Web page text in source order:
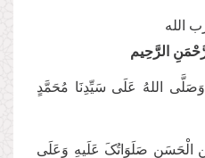
الله
الرَّحِیم
وَصَلَّی اللهُ عَلَی سَیِّدِنَا مُحَمَّدٍ
الْحَسَن صَلَوَاتُکَ عَلَیهِ وَعَلَی